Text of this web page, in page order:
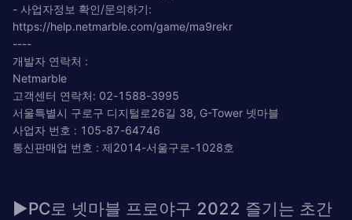
- 사업자정보 확인/문의하기:
https://help.netmarble.com/game/ma9rekr
----
개발자 연락처 :
Netmarble
고객센터 연락처: 02-1588-3995
서울특별시 구로구 디지털로26길 38, G-Tower 넷마블
사업자 번호 : 105-87-64746
통신판매업 번호 : 제2014-서울구로-1028호
▶PC로 넷마블 프로야구 2022 즐기는 초간